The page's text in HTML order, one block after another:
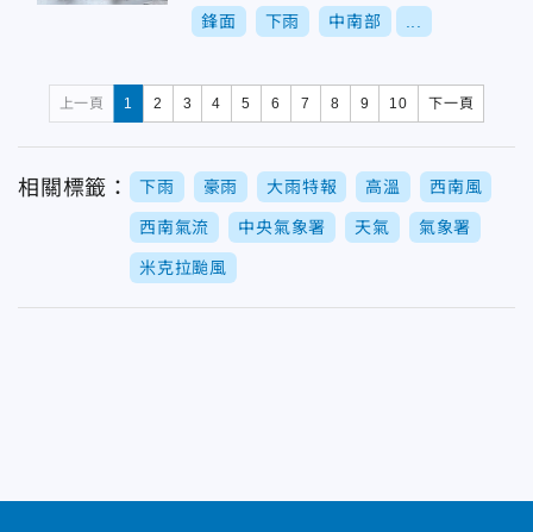
鋒面 下雨 中南部
上一頁 1 2 3 4 5 6 7 8 9 10 下一頁
相關標籤： 下雨 豪雨 大雨特報 高溫 西南風
西南氣流 中央氣象署 天氣 氣象署
米克拉颱風